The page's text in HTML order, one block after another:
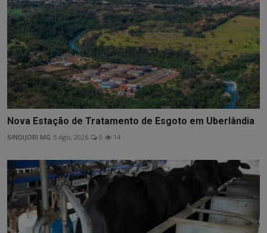
Nova Estação de Tratamento de Esgoto em Uberlândia
SINDIJORI MG 5 Ago, 2026 0 14